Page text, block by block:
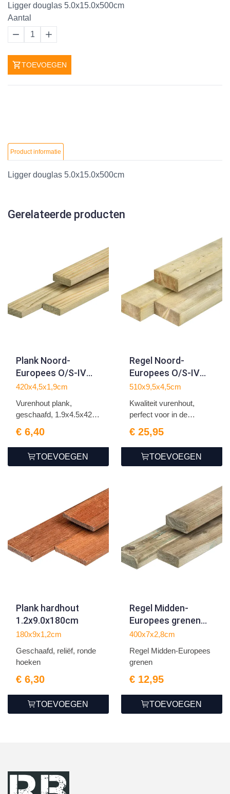
Ligger douglas 5.0x15.0x500cm
Aantal
1
TOEVOEGEN
Product informatie
Ligger douglas 5.0x15.0x500cm
Gerelateerde producten
Plank Noord-
Europees O/S-IV
vuren
420x4,5x1,9cm
Vurenhout plank,
geschaafd, 1.9x4.5x420
€ 6,40
TOEVOEGEN
Regel Noord-
Europees O/S-IV
vuren
510x9,5x4,5cm
Kwaliteit vurenhout,
perfect voor in de
€ 25,95
TOEVOEGEN
Plank hardhout
1.2x9.0x180cm
180x9x1,2cm
Geschaafd, reliëf, ronde
hoeken
€ 6,30
TOEVOEGEN
Regel Midden-
Europees grenen
2.8x7.0x400cm
400x7x2,8cm
Regel Midden-Europees
grenen
€ 12,95
TOEVOEGEN